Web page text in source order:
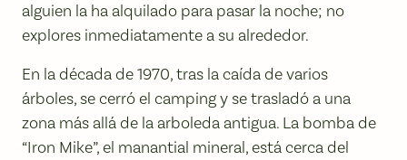
alguien la ha alquilado para pasar la noche; no
explores inmediatamente a su alrededor.
En la década de 1970, tras la caída de varios
árboles, se cerró el camping y se trasladó a una
zona más allá de la arboleda antigua. La bomba de
“Iron Mike”, el manantial mineral, está cerca del